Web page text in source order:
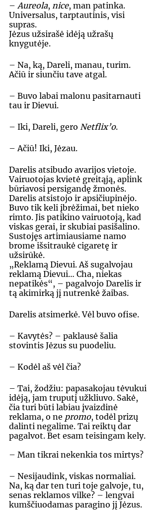
– Aureola, nice, man patinka.
Universalus, tarptautinis, visi
supras.
Jėzus užsirašė idėją užrašų
knygutėje.
– Na, ką, Dareli, manau, turim.
Ačiū ir siunčiu tave atgal.
– Buvo labai malonu pasitarnauti
tau ir Dievui.
– Iki, Dareli, gero Netflix’o.
– Ačiū! Iki, Jėzau.
Darelis atsibudo avarijos vietoje.
Vairuotojas kvietė greitąją, aplink
būriavosi persigandę žmonės.
Darelis atsistojo ir apsičiupinėjo.
Buvo tik keli įbrėžimai, bet nieko
rimto. Jis patikino vairuotoją, kad
viskas gerai, ir skubiai pasišalino.
Sustojęs artimiausiame namo
brome išsitraukė cigaretę ir
užsirūkė.
„Reklamą Dievui. Aš sugalvojau
reklamą Dievui… Cha, niekas
nepatikės“, – pagalvojo Darelis ir
tą akimirką jį nutrenkė žaibas.
Darelis atsimerkė. Vėl buvo ofise.
– Kavytės? – paklausė šalia
stovintis Jėzus su puodeliu.
– Kodėl aš vėl čia?
– Tai, žodžiu: papasakojau tėvukui
idėją, jam truputį užkliuvo. Sakė,
čia turi būti labiau įvaizdinė
reklama, o ne promo, todėl prizų
dalinti negalime. Tai reiktų dar
pagalvot. Bet esam teisingam kely.
– Man tikrai nekenkia tos mirtys?
– Nesijaudink, viskas normaliai.
Na, ką dar ten turi toje galvoje, tu,
senas reklamos vilke? – lengvai
kumščiuodamas paragino jį Jėzus.